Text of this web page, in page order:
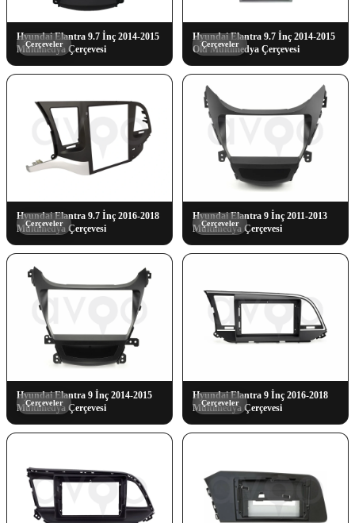
Hyundai Elantra 9.7 İnç 2014-2015
Multimedya Çerçevesi
Çerçeveler
Hyundai Elantra 9.7 İnç 2014-2015
Old Multimedya Çerçevesi
Çerçeveler
Hyundai Elantra 9.7 İnç 2016-2018
Multimedya Çerçevesi
Çerçeveler
Hyundai Elantra 9 İnç 2011-2013
Multimedya Çerçevesi
Çerçeveler
Hyundai Elantra 9 İnç 2014-2015
Multimedya Çerçevesi
Çerçeveler
Hyundai Elantra 9 İnç 2016-2018
Multimedya Çerçevesi
Çerçeveler